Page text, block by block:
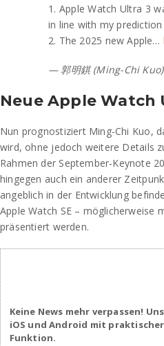
1. Apple Watch Ultra 3
in line with my
2. The 2025 new Apple…
— 郭明錤 (Ming-Chi
Neue Apple Watch
Nun prognostiziert Ming-Chi Kuo,
wird, ohne jedoch weitere Details
Rahmen der September-Keynote
hingegen auch ein anderer
angeblich in der Entwicklung
Apple Watch SE – möglicherweise
präsentiert werden.
Keine News mehr verpassen!
iOS und Android mit
Funktion.